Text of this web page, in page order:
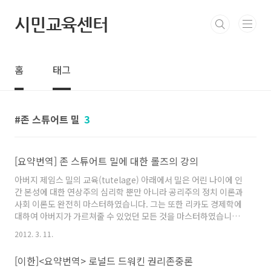
시민교육센터
홈 태그
존 스튜어트 밀 3
[요약번역] 존 스튜어트 밀에 대한 롤즈의 강의
아버지 제임스 밀의 교육(tutelage) 아래에서 밀은 어린 나이에 인
간 본성에 대한 연상주의 심리학 뿐만 아니라 공리주의 정치 이론과
사회 이론도 완전히 마스터하였습니다. 그는 또한 리카도 경제학에
대하여 아버지가 가르쳐줄 수 있었던 모든 것을 마스터하였습니다.
물(intellectual figure)이 되었습니다. 존 롤즈와 존 스튜어트 밀의
밀을 공리주의자라면서 마구 까지 않습니다. 롤즈는 그런 식으로 고
2012. 3. 11.
[이한]<요약번역> 로널드 드워킨 권리존중론